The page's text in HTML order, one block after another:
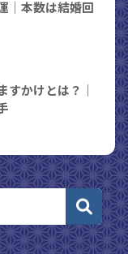
｜本数は結婚回
すかけとは？｜